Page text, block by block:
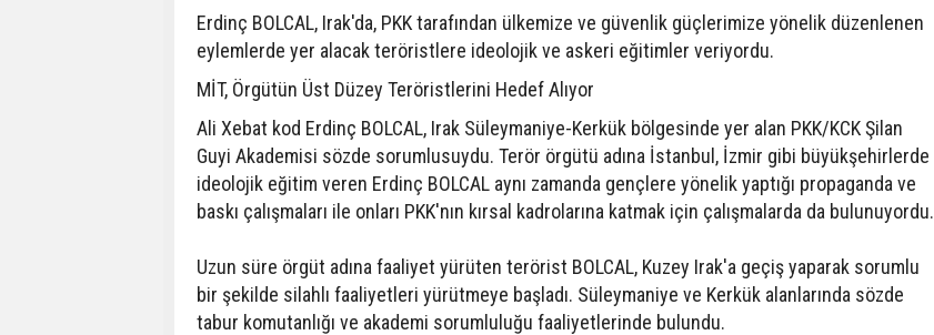
Erdinç BOLCAL, Irak'da, PKK tarafından ülkemize ve güvenlik güçlerimize yönelik düzenlenen
eylemlerde yer alacak teröristlere ideolojik ve askeri eğitimler veriyordu.
MİT, Örgütün Üst Düzey Teröristlerini Hedef Alıyor
Ali Xebat kod Erdinç BOLCAL, Irak Süleymaniye-Kerkük bölgesinde yer alan PKK/KCK Şilan
Guyi Akademisi sözde sorumlusuydu. Terör örgütü adına İstanbul, İzmir gibi büyükşehirlerde
ideolojik eğitim veren Erdinç BOLCAL aynı zamanda gençlere yönelik yaptığı propaganda ve
baskı çalışmaları ile onları PKK'nın kırsal kadrolarına katmak için çalışmalarda da bulunuyordu.
Uzun süre örgüt adına faaliyet yürüten terörist BOLCAL, Kuzey Irak'a geçiş yaparak sorumlu
bir şekilde silahlı faaliyetleri yürütmeye başladı. Süleymaniye ve Kerkük alanlarında sözde
tabur komutanlığı ve akademi sorumluluğu faaliyetlerinde bulundu.